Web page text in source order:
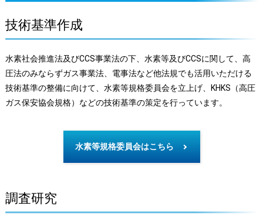
技術基準作成
水素社会推進法及びCCS事業法の下、水素等及びCCSに関して、高
圧法のみならずガス事業法、電事法など他法規でも活用いただける
技術基準の整備に向けて、水素等規格委員会を立上げ、KHKS（高圧
ガス保安協会規格）などの技術基準の策定を行っています。
水素等規格委員会はこちら
調査研究